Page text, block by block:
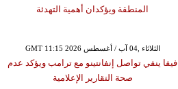
المنطقة ويؤكدان أهمية التهدئة
GMT 11:15 2026 الثلاثاء ,04 آب / أغسطس
فيفا ينفي تواصل إنفانتينو مع ترامب ويؤكد عدم
صحة التقارير الإعلامية